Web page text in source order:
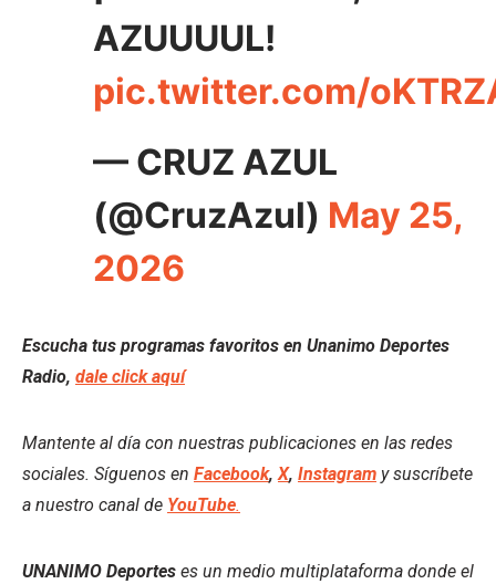
AZUUUUL!
pic.twitter.com/
— CRUZ AZUL
(@CruzAzul) May 25,
2026
Escucha tus programas favoritos en Unanimo Deportes
Radio, dale click aquí
Mantente al día con nuestras publicaciones en las redes
sociales. Síguenos en Facebook,X, Instagram y suscríbete
a nuestro canal de YouTube.
UNANIMO Deportes es un medio multiplataforma donde el